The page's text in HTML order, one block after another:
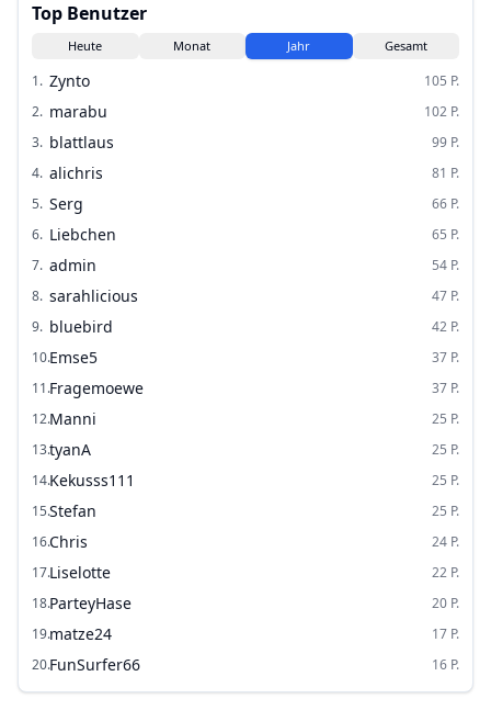
Top Benutzer
Heute Monat Jahr Gesamt
1. Zynto 105 P.
2. marabu 102 P.
3. blattlaus 99 P.
4. alichris 81 P.
5. Serg 66 P.
6. Liebchen 65 P.
7. admin 54 P.
8. sarahlicious 47 P.
9. bluebird 42 P.
10.Emse5 37 P.
11.Fragemoewe 37 P.
12.Manni 25 P.
13.tyanA 25 P.
14.Kekusss111 25 P.
15.Stefan 25 P.
16.Chris 24 P.
17.Liselotte 22 P.
18.ParteyHase 20 P.
19.matze24 17 P.
20.FunSurfer66 16 P.